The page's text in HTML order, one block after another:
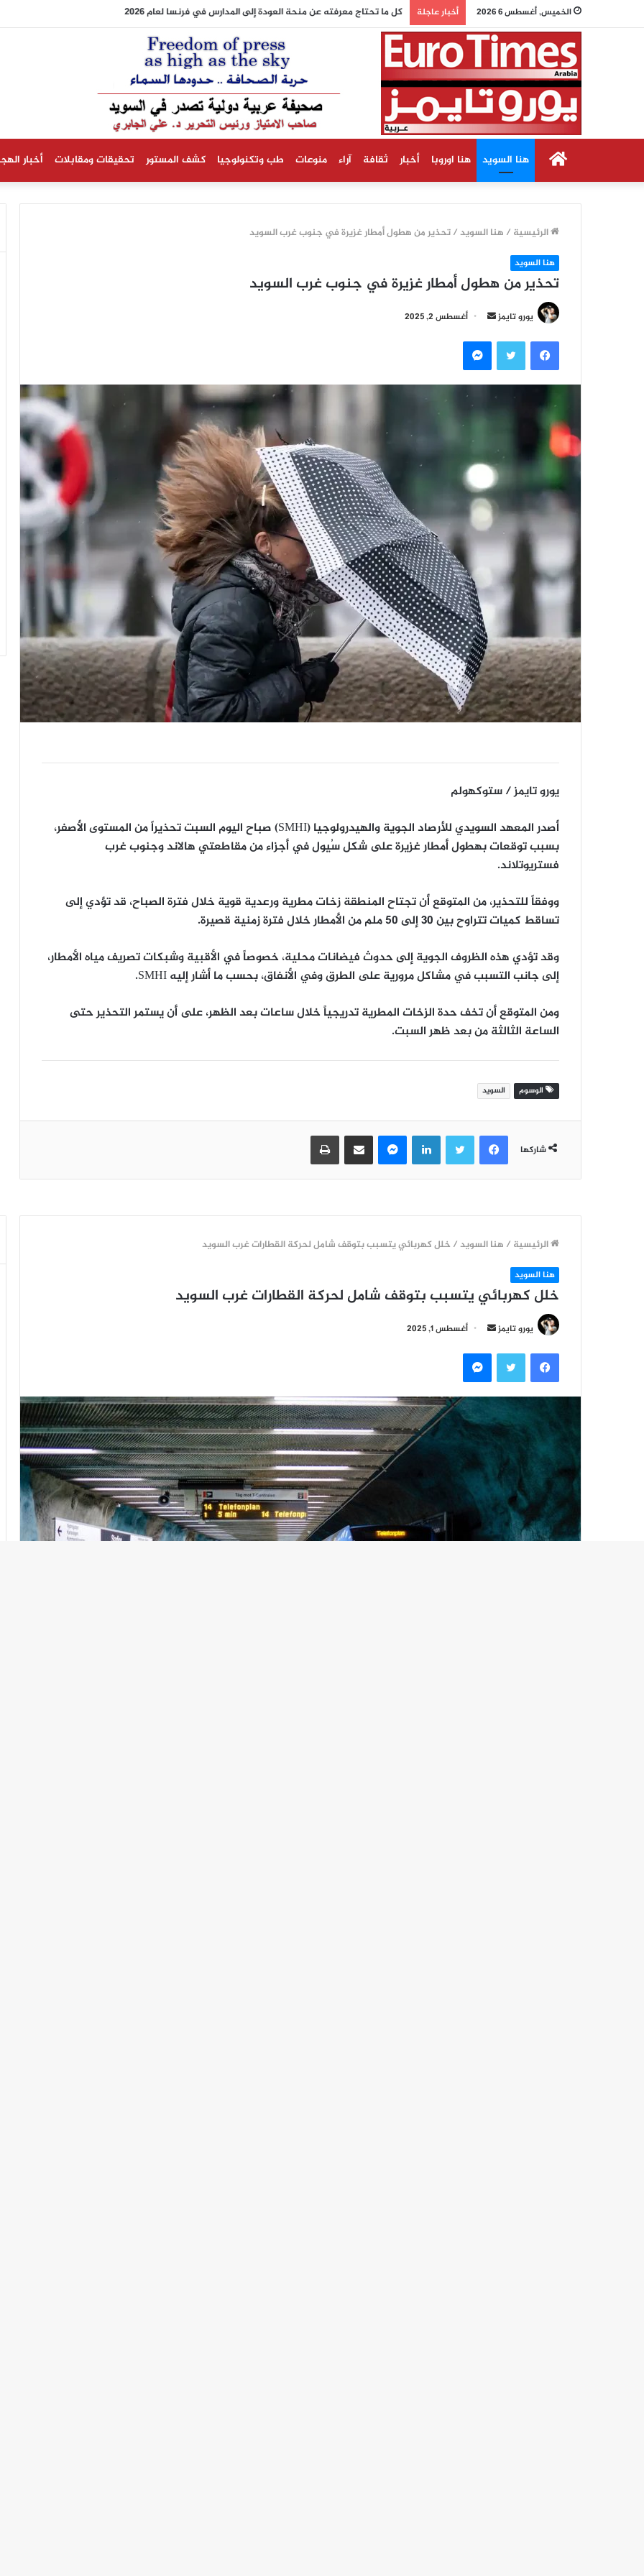
الخميس, أغسطس 6 2026 أخبار عاجلة كل ما تحتاج معرفته عن منحة العودة إلى المدارس في فرنسا لعام 2026
الرئيسيةهنا السويد هنا اوروبا أخبار ثقافة آراء منوعات طب وتكنولوجيا كشف المستور تحقيقات ومقابلات أخبار
الرئيسية / هنا السويد/تحذير من هطول أمطار غزيرة في جنوب غرب السويد
هنا السويد
تحذير من هطول أمطار غزيرة في جنوب غرب السويد
يورو تايمز
أرسل
إلكترونيا
أغسطس 2, 2025
فيسبوكتويتر ماسنجر
يورو تايمز / ستوكهولم
أصدر المعهد السويدي للأرصاد الجوية والهيدرولوجيا (SMHI) صباح اليوم السبت تحذيراً من المستوى الأصفر،
بسبب توقعات بهطول أمطار غزيرة على شكل سُيول في أجزاء من مقاطعتي هالاند وجنوب غرب
فستريوتلاند.
ووفقاً للتحذير، من المتوقع أن تجتاح المنطقة زخات مطرية ورعدية قوية خلال فترة الصباح، قد تؤدي إلى
تساقط كميات تتراوح بين 30 إلى 50 ملم من الأمطار خلال فترة زمنية قصيرة.
وقد تؤدي هذه الظروف الجوية إلى حدوث فيضانات محلية، خصوصاً في الأقبية وشبكات تصريف مياه الأمطار،
إلى جانب التسبب في مشاكل مرورية على الطرق وفي الأنفاق، بحسب ما أشار إليه SMHI.
ومن المتوقع أن تخف حدة الزخات المطرية تدريجياً خلال ساعات بعد الظهر، على أن يستمر التحذير حتى
الساعة الثالثة من بعد ظهر السبت.
الوسوم السويد
شاركها
فيسبوكتويتر لينكدإنماسنجر مشاركة عبر البريد طباعة